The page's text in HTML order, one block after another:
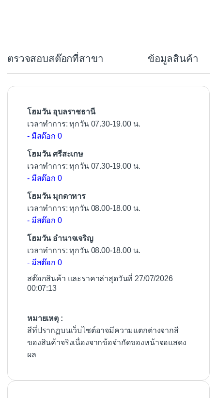
o
o
ตรวจสอบสต๊อกที่สาขา ข้อมูลสินค้า
โฮมวัน อุบลราชธานี
เวลาทำการ: ทุกวัน 07.30-19.00 น.
- มีสต๊อก 0
โฮมวัน ศรีสะเกษ
เวลาทำการ: ทุกวัน 07.30-19.00 น.
- มีสต๊อก 0
โฮมวัน มุกดาหาร
เวลาทำการ: ทุกวัน 08.00-18.00 น.
- มีสต๊อก 0
โฮมวัน อำนาจเจริญ
เวลาทำการ: ทุกวัน 08.00-18.00 น.
- มีสต๊อก 0
สต๊อกสินค้า และราคาล่าสุดวันที่ 27/07/2026
00:07:13
หมายเหตุ :
สีที่ปรากฏบนเว็บไซต์อาจมีความแตกต่างจากสี
ของสินค้าจริงเนื่องจากข้อจำกัดของหน้าจอแสดง
ผล